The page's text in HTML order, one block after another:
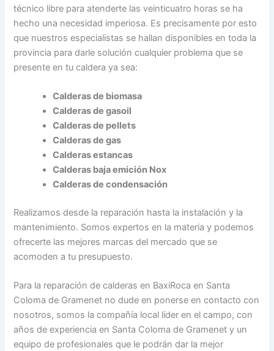
técnico libre para atenderte las veinticuatro horas se ha
hecho una necesidad imperiosa. Es precisamente por esto
que nuestros especialistas se hallan disponibles en toda la
provincia para darle solución cualquier problema que se
presente en tu caldera ya sea:
Calderas de biomasa
Calderas de gasoil
Calderas de pellets
Calderas de gas
Calderas estancas
Calderas baja emición Nox
Calderas de condensación
Realizamos desde la reparación hasta la instalación y la
mantenimiento. Somos expertos en la materia y podemos
ofrecerte las mejores marcas del mercado que se
acomoden a tu presupuesto.
Para la reparación de calderas en BaxiRoca en Santa
Coloma de Gramenet no dude en ponerse en contacto con
nosotros, somos la compañía local líder en el campo, con
años de experiencia en Santa Coloma de Gramenet y un
equipo de profesionales que le podrán dar la mejor